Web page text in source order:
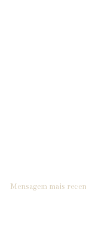
Mensagem mais